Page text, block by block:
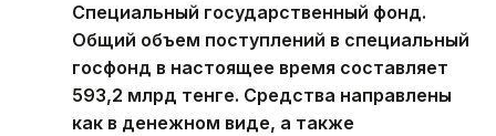
Специальный государственный фонд.
Общий объем поступлений в специальный
госфонд в настоящее время составляет
593,2 млрд тенге. Средства направлены
как в денежном виде, а также